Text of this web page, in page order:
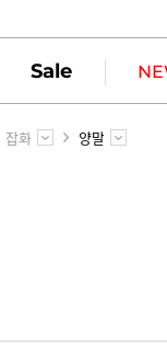
Sale
잡화 양말